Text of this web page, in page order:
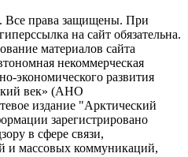
Все права защищены. При
на сайт обязательна.
материалов сайта
некоммерческая
экономического развития
век» (АНО
издание "Арктический
зарегистрировано
в сфере связи,
и массовых коммуникаций,